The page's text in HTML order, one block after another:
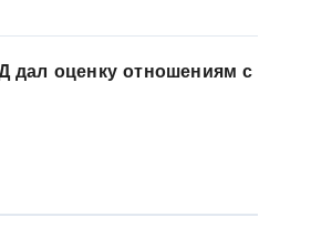
дал оценку отношениям с